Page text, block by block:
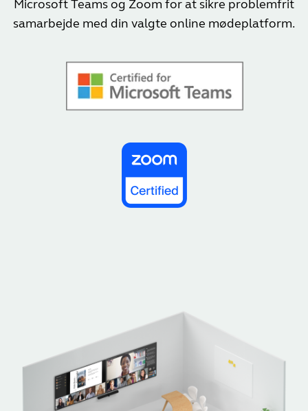
Microsoft Teams og Zoom for at sikre problemfrit
samarbejde med din valgte online mødeplatform.